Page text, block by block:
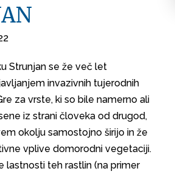
Strunjan se že več let
invazivnih tujerodnih
za vrste, ki so bile namerno ali
iz strani človeka od drugod,
okolju samostojno širijo in že
vplive domorodni vegetaciji.
lastnosti teh rastlin (na primer